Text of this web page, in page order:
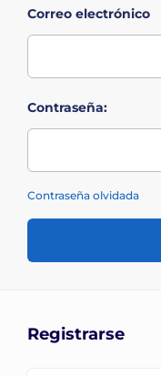
Correo electrónico
Contraseña:
Contraseña olvidada
Registrarse